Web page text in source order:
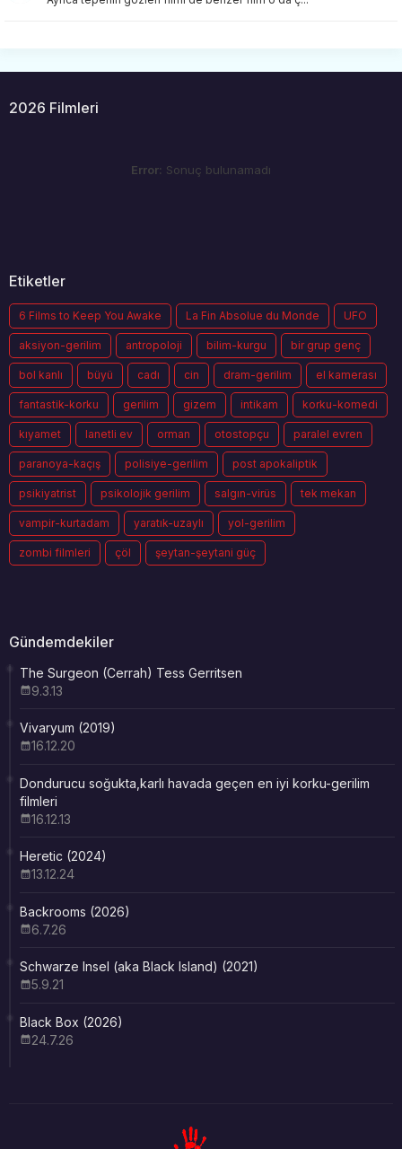
2026 Filmleri
Error: Sonuç bulunamadı
Etiketler
6 Films to Keep You Awake La Fin Absolue du Monde UFO
aksiyon-gerilim antropoloji bilim-kurgu bir grup genç
bol kanlı büyü cadı cin dram-gerilim el kamerası
fantastik-korku gerilim gizem intikam korku-komedi
kıyamet lanetli ev orman otostopçu paralel evren
paranoya-kaçış polisiye-gerilim post apokaliptik
psikiyatrist psikolojik gerilim salgın-virüs tek mekan
vampir-kurtadam yaratık-uzaylı yol-gerilim
zombi filmleri çöl şeytan-şeytani güç
Gündemdekiler
The Surgeon (Cerrah) Tess Gerritsen
9.3.13
Vivaryum (2019)
16.12.20
Dondurucu soğukta,karlı havada geçen en iyi korku-gerilim
filmleri
16.12.13
Heretic (2024)
13.12.24
Backrooms (2026)
6.7.26
Schwarze Insel (aka Black Island) (2021)
5.9.21
Black Box (2026)
24.7.26